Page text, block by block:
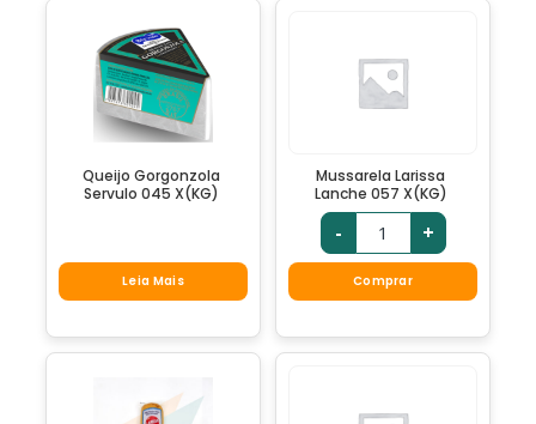
Queijo Gorgonzola
Servulo 045 X(KG)
Leia Mais
Mussarela Larissa
Lanche 057 X(KG)
- +
Comprar